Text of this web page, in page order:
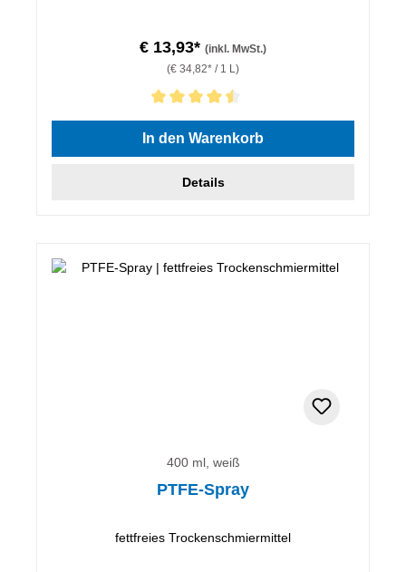
€ 13,93* (inkl. MwSt.)
(€ 34,82* / 1 L)
Durchschnittliche Bewertung von 4.5 von 5 Sternen
In den Warenkorb
Details
400 ml, weiß
PTFE-Spray
fettfreies Trockenschmiermittel